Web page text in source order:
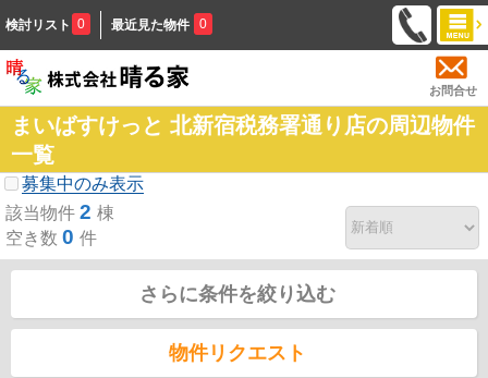
検討リスト 0 最近見た物件 0
お問合せ
まいばすけっと 北新宿税務署通り店の周辺物件
一覧
募集中のみ表示
該当物件 2 棟
空き数 0 件
さらに条件を絞り込む
物件リクエスト